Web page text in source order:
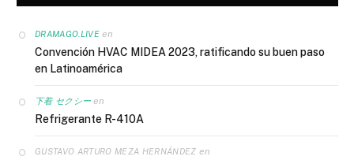
DRAMAGO.LIVEen
Convención HVAC MIDEA 2023, ratificando su buen paso
en Latinoamérica
下着 セクシー en
Refrigerante R-410A
GUSTAVO ARTURO MEZA HERNÁNDEZ en